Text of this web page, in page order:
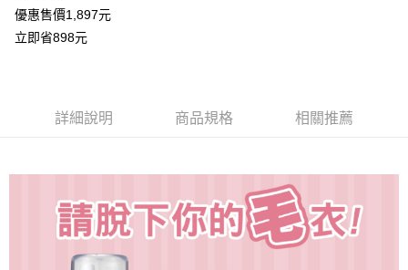
運送方式
全家取貨付款(運費)
每筆NT$60，滿NT$999(含以上)免運費
付款後萊爾富取貨運費
每筆NT$60，滿NT$999(含以上)免運費
優惠售價1,897元
立即省898元
詳細說明 商品規格 相關推薦